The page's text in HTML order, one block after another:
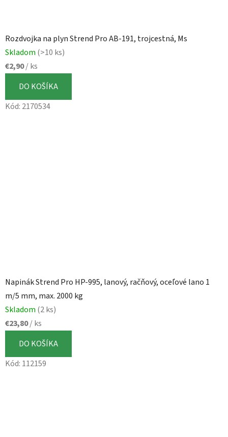
Rozdvojka na plyn Strend Pro AB-191, trojcestná, Ms
Skladom (>10 ks)
€2,90/ ks
DO KOŠÍKA
Kód: 2170534
Napinák Strend Pro HP-995, lanový, račňový, oceľové lano 1
m/5 mm, max. 2000 kg
Skladom (2 ks)
€23,80/ ks
DO KOŠÍKA
Kód: 112159